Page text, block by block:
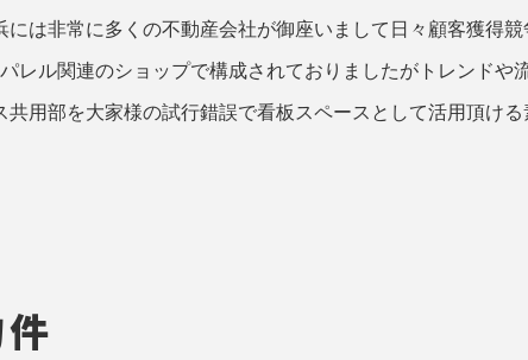
は非常に多くの不動産会社が御座いまして日々顧客獲得
レル関連のショップで構成されておりましたがトレンドや
用部を大家様の試行錯誤で看板スペースとして活用頂ける